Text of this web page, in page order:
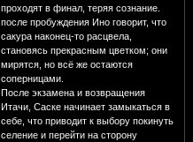
проходят в финал, теряя сознание.
после пробуждения Ино говорит, что
сакура наконец-то расцвела,
становясь прекрасным цветком; они
мирятся, но всё же остаются
соперницами.
После экзамена и возвращения
Итачи, Саске начинает замыкаться в
себе, что приводит к выбору покинуть
селение и перейти на сторону